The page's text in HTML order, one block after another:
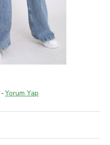
-Yorum Yap